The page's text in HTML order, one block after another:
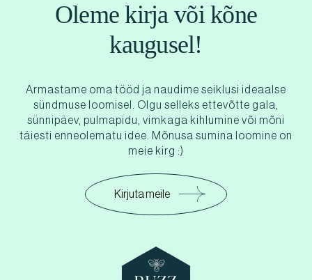
Oleme kirja või kõne
kaugusel!
Armastame oma tööd ja naudime seiklusi ideaalse
sündmuse loomisel. Olgu selleks ettevõtte gala,
sünnipäev, pulmapidu, vimkaga kihlumine või mõni
täiesti enneolematu idee. Mõnusa sumina loomine on
meie kirg :)
Kirjuta meile